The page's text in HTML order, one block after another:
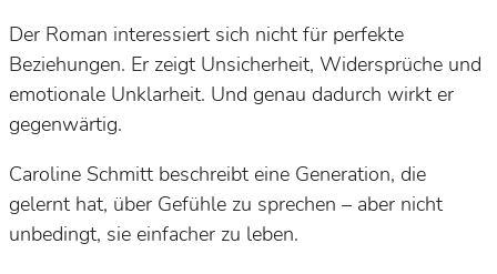
Der Roman interessiert sich nicht für perfekte
Beziehungen. Er zeigt Unsicherheit, Widersprüche und
emotionale Unklarheit. Und genau dadurch wirkt er
gegenwärtig.
Caroline Schmitt beschreibt eine Generation, die
gelernt hat, über Gefühle zu sprechen – aber nicht
unbedingt, sie einfacher zu leben.